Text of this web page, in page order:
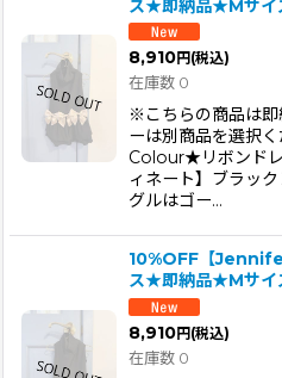
ス★即納品★Mサイ
8,910円 (税込)
在庫数 0
※こちらの商品は即
ーは別商品を選択
Colour★リボンド
ィネート】ブラッ
グルはゴー…
10%OFF【
ス★即納品★Mサイ
8,910円 (税込)
在庫数 0